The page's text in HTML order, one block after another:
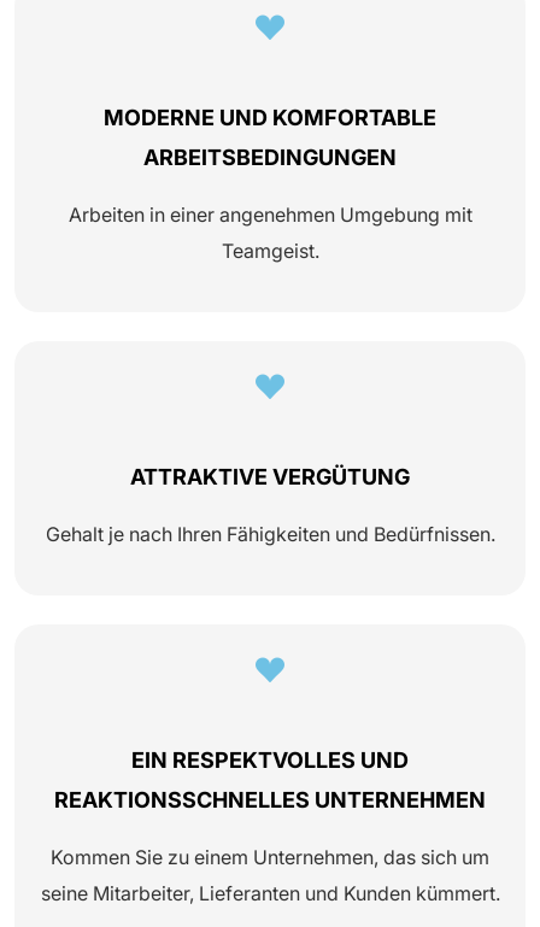
MODERNE UND KOMFORTABLE
ARBEITSBEDINGUNGEN
Arbeiten in einer angenehmen Umgebung mit
Teamgeist.
ATTRAKTIVE VERGÜTUNG
Gehalt je nach Ihren Fähigkeiten und Bedürfnissen.
EIN RESPEKTVOLLES UND
REAKTIONSSCHNELLES UNTERNEHMEN
Kommen Sie zu einem Unternehmen, das sich um
seine Mitarbeiter, Lieferanten und Kunden kümmert.